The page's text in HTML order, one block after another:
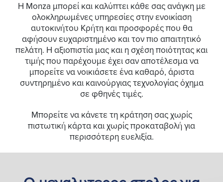
Η Monza μπορεί και καλύπτει κάθε σας ανάγκη με
ολοκληρωμένες υπηρεσίες στην ενοικίαση
αυτοκινήτου Κρήτη και προσφορές που θα
αφήσουν ευχαριστημένο και τον πιο απαιτητικό
πελάτη. Η αξιοπιστία μας και η σχέση ποιότητας και
τιμής που παρέχουμε έχει σαν αποτέλεσμα να
μπορείτε να νοικιάσετε ένα καθαρό, άριστα
συντηρημένο και καινούργιας τεχνολογίας όχημα
σε φθηνές τιμές.
Μπορείτε να κάνετε τη κράτηση σας χωρίς
πιστωτική κάρτα και χωρίς προκαταβολή για
περισσότερη ευελιξία.